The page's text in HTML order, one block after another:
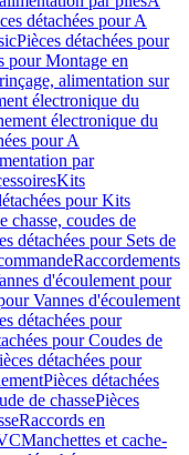
détachées pour A
Pièces détachées pour
pour Montage en
alimentation sur
électronique du
électronique du
pour A
par
Kits
pour Kits
chasse, coudes de
détachées pour Sets de
Raccordements
d'écoulement pour
Vannes d'écoulement
détachées pour
pour Coudes de
détachées pour
Pièces détachées
de chassePièces
Raccords en
Manchettes et cache-